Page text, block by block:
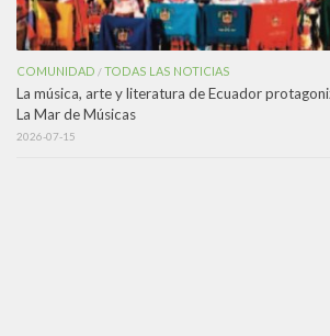
COMUNIDAD /TODAS LAS NOTICIAS
La música, arte y literatura de Ecuador
La Mar de Músicas
2026-07-15